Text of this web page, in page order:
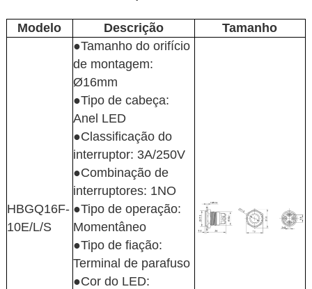
Modelo Descrição Tamanho
HBGQ16F-
10E/L/S
●Tamanho do orifício
de montagem:
Ø16mm
●Tipo de cabeça:
Anel LED
●Classificação do
interruptor: 3A/250V
●Combinação de
interruptores: 1NO
●Tipo de operação:
Momentâneo
●Tipo de fiação:
Terminal de parafuso
●Cor do LED: